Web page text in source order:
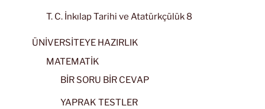
T. C. İnkılap Tarihi ve Atatürkçülük 8
ÜNİVERSİTEYE HAZIRLIK
MATEMATİK
BİR SORU BİR CEVAP
YAPRAK TESTLER